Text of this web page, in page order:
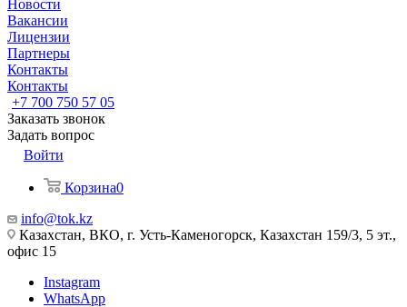
Новости
Вакансии
Лицензии
Партнеры
Контакты
Контакты
+7 700 750 57 05
Заказать звонок
Задать вопрос
Войти
Корзина0
info@tok.kz
Казахстан, ВКО, г. Усть-Каменогорск, Казахстан 159/3, 5 эт.,
офис 15
Instagram
WhatsApp